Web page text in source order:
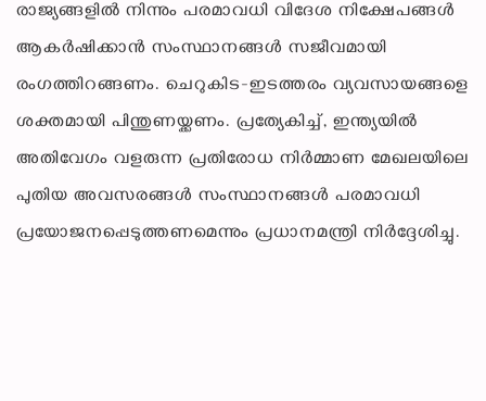
രാജ്യങ്ങളിൽ നിന്നും പരമാവധി വിദേശ നിക്ഷേപങ്ങൾ
ആകർഷിക്കാൻ സംസ്ഥാനങ്ങൾ സജീവമായി
രംഗത്തിറങ്ങണം. ചെറുകിട-ഇടത്തരം വ്യവസായങ്ങളെ
ശക്തമായി പിന്തുണയ്ക്കണം. പ്രത്യേകിച്ച്, ഇന്ത്യയിൽ
അതിവേഗം വളരുന്ന പ്രതിരോധ നിർമ്മാണ മേഖലയിലെ
പുതിയ അവസരങ്ങൾ സംസ്ഥാനങ്ങൾ പരമാവധി
പ്രയോജനപ്പെടുത്തണമെന്നും പ്രധാനമന്ത്രി നിർദ്ദേശിച്ചു.